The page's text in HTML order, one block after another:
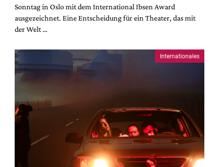
Sonntag in Oslo mit dem International Ibsen Award
ausgezeichnet. Eine Entscheidung für ein Theater, das mit
der Welt …
Internationales